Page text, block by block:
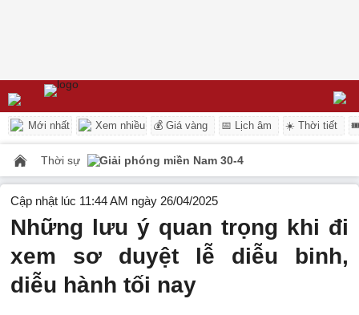
Mới nhất Xem nhiều 💰 Giá vàng 📅 Lịch âm ☀️ Thời tiết
Thời sự Giải phóng miền Nam 30-4
Cập nhật lúc 11:44 AM ngày 26/04/2025
Những lưu ý quan trọng khi đi
xem sơ duyệt lễ diễu binh,
diễu hành tối nay